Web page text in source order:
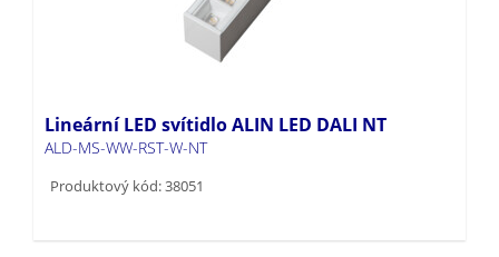
Lineární LED svítidlo ALIN LED DALI NT
ALD-MS-WW-RST-W-NT
Produktový kód: 38051